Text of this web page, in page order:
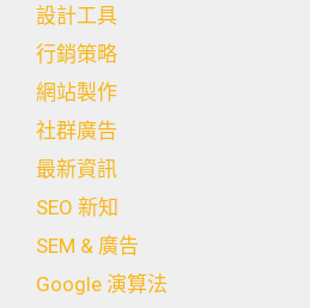
設計工具
行銷策略
網站製作
社群廣告
最新資訊
SEO 新知
SEM & 廣告
Google 演算法